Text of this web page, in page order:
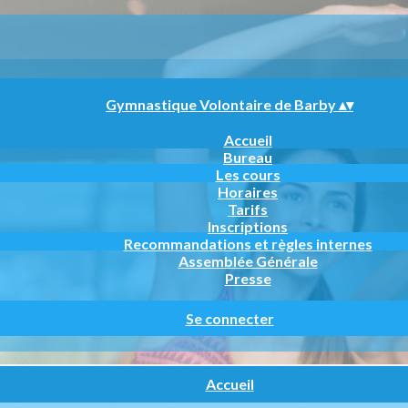
Gymnastique Volontaire de Barby▴▾
Accueil
Bureau
Les cours
Horaires
Tarifs
Inscriptions
Recommandations et règles internes
Assemblée Générale
Presse
Se connecter
Accueil